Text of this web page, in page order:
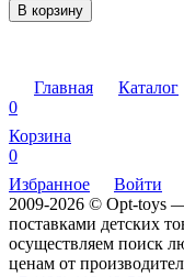
В корзину
Главная
Каталог
0
Корзина
0
Избранное
Войти
2009-2026 © Opt-toys
поставками детских
осуществляем поиск
ценам от